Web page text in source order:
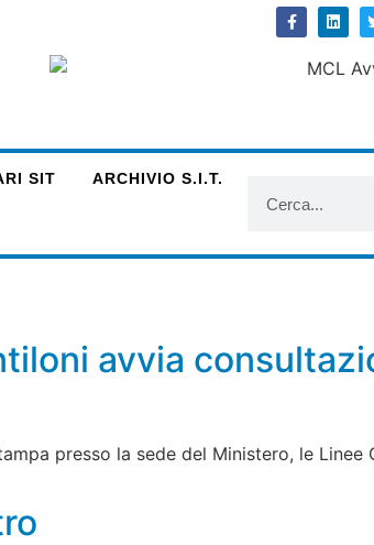
SIT ARCHIVIO S.I.T.
avvia
presso la sede del Ministero, le Linee